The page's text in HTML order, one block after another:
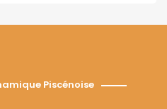
Piscénoise